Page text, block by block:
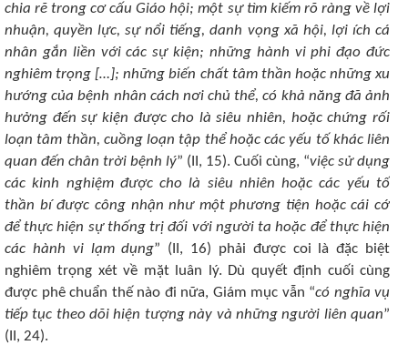
chia rẽ trong cơ cấu Giáo hội; một sự tìm kiếm rõ ràng về lợi
nhuận, quyền lực, sự nổi tiếng, danh vọng xã hội, lợi ích cá
nhân gắn liền với các sự kiện; những hành vi phi đạo đức
nghiêm trọng […]; những biến chất tâm thần hoặc những xu
hướng của bệnh nhân cách nơi chủ thể, có khả năng đã ảnh
hưởng đến sự kiện được cho là siêu nhiên, hoặc chứng rối
loạn tâm thần, cuồng loạn tập thể hoặc các yếu tố khác liên
quan đến chân trời bệnh lý” (II, 15). Cuối cùng, “việc sử dụng
các kinh nghiệm được cho là siêu nhiên hoặc các yếu tố
thần bí được công nhận như một phương tiện hoặc cái cớ
để thực hiện sự thống trị đối với người ta hoặc để thực hiện
các hành vi lạm dụng” (II, 16) phải được coi là đặc biệt
nghiêm trọng xét về mặt luân lý. Dù quyết định cuối cùng
được phê chuẩn thế nào đi nữa, Giám mục vẫn “có nghĩa vụ
tiếp tục theo dõi hiện tượng này và những người liên quan”
(II, 24).